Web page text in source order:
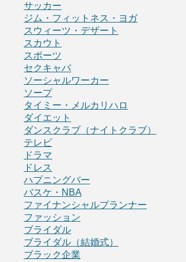
サッカー
ジム・フィットネス・ヨガ
スウィーツ・デザート
スカウト
スポーツ
セクキャバ
ソーシャルワーカー
ソープ
タイミー・メルカリハロ
ダイエット
ダンスクラブ（ナイトクラブ）
テレビ
ドラマ
ドレス
ハプニングバー
バスケ・NBA
ファイナンシャルプランナー
ファッション
ブライダル
ブライダル（結婚式）
ブラック企業